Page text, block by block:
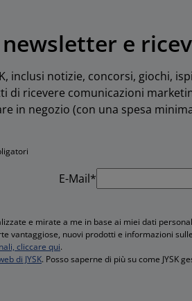
e
inclusi notizie, concorsi, giochi,
di ricevere comunicazioni
in negozio (con una spesa
E-Mail*
e mirate a me in base ai miei dati
vantaggiose, nuovi prodotti e informazioni
cliccare qui.
di JYSK. Posso saperne di più su come JYSK